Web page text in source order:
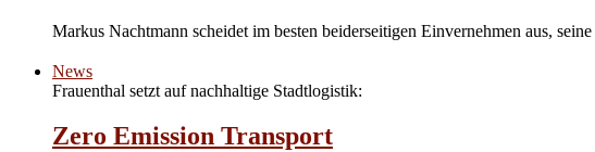
Markus Nachtmann scheidet im besten beiderseitigen Einvernehmen aus,
News
Frauenthal setzt auf nachhaltige Stadtlogistik:
Zero Emission Transport